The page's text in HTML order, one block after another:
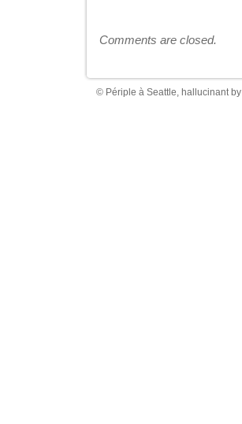
Comments are closed.
© Périple à Seattle, hallucinant by